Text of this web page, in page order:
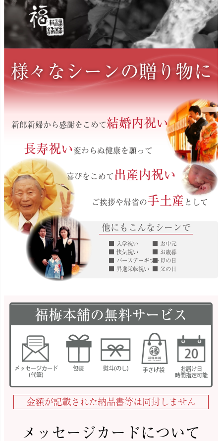
様々なシーンの贈り物に
新郎新婦から感謝をこめて結婚内祝い
長寿祝い変わらぬ健康を願って
喜びをこめて 出産内祝い
ご挨拶や帰省の手土産 として
他にもこんなシーンで
入学祝い
快気祝い
バースデーギフト
昇進栄転祝い
お中元
お歳暮
母の日
父の日
福梅本舗の無料サービス
メッセージカード
(代筆)
包装 熨斗(のし) 手さげ袋
お届け日
時間指定可能
金額が記載された納品書等は同封しません
メッセージカードについて